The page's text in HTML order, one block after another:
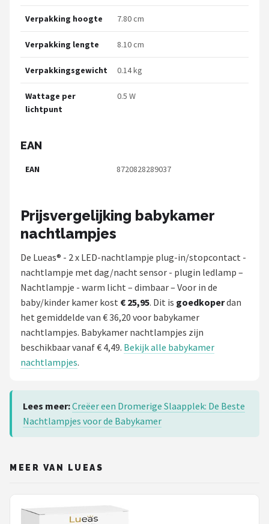
Verpakking hoogte 7.80 cm
Verpakking lengte 8.10 cm
Verpakkingsgewicht 0.14 kg
Wattage per
lichtpunt
0.5 W
EAN
EAN 8720828289037
Prijsvergelijking babykamer
nachtlampjes
De Lueas® - 2 x LED-nachtlampje plug-in/stopcontact -
nachtlampje met dag/nacht sensor - plugin ledlamp –
Nachtlampje - warm licht – dimbaar – Voor in de
baby/kinder kamer kost € 25,95. Dit is goedkoperdan
het gemiddelde van € 36,20 voor babykamer
nachtlampjes. Babykamer nachtlampjes zijn
beschikbaar vanaf € 4,49. Bekijk alle babykamer
nachtlampjes.
Lees meer:Creëer een Dromerige Slaapplek: De Beste
Nachtlampjes voor de Babykamer
MEER VAN LUEAS